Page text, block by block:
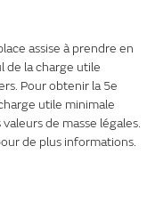
assise à prendre en
de la charge utile
Pour obtenir la 5e
utile minimale
de masse légales.
de plus informations.